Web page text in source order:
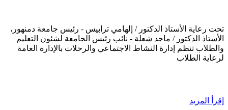
تحت رعاية الأستاذ الدكتور / إلهامي ترابيس - رئيس جامعة دمنهور،
الأستاذ الدكتور / ماجد شعلة - نائب رئيس الجامعة لشئون التعليم
والطلاب تنظم إدارة النشاط الاجتماعي والرحلات بالإدارة العامة
لرعاية الطلاب
إقرأ المزيد